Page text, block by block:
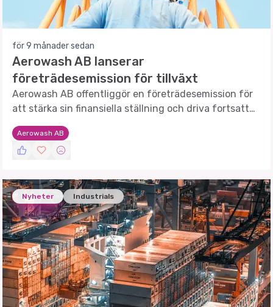
för 9 månader sedan
Aerowash AB lanserar
företrädesemission för tillväxt
Aerowash AB offentliggör en företrädesemission för
att stärka sin finansiella ställning och driva fortsatt
tillväxt.
Aerowash AB
Nyheter Industrials